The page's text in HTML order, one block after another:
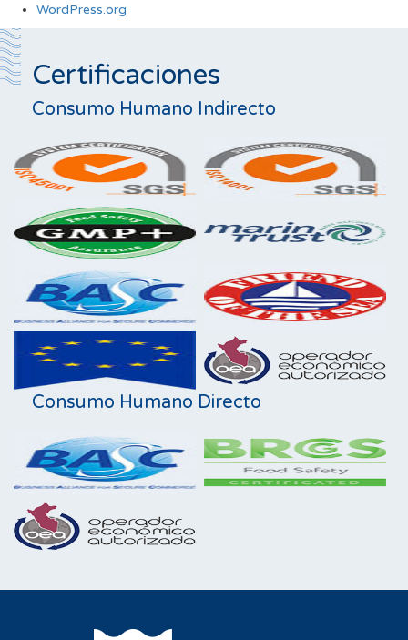
WordPress.org
Certificaciones
Consumo Humano Indirecto
Consumo Humano Directo